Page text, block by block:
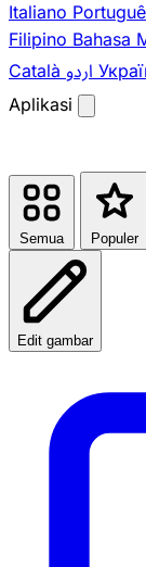
Italiano
Filipino Bahasa
Català
Aplikasi
Semua Populer
Edit gambar